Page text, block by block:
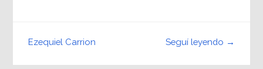
Seguí leyendo →
Ezequiel Carrion